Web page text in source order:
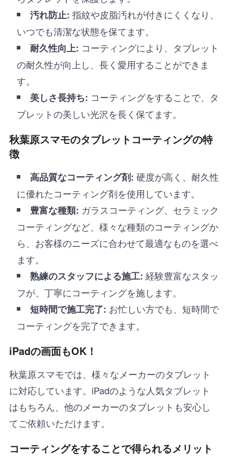
汚れ防止: 指紋や皮脂汚れが付きにくくなり、
いつでも清潔な状態を保てます。
耐久性向上: コーティングにより、タブレット
の耐久性が向上し、長く愛用することができま
す。
美しさ長持ち: コーティングをすることで、タ
ブレットの美しい光沢を長く保てます。
秋葉原スマモのタブレットコーティングの特
徴
高品質なコーティング剤: 硬度が高く、耐久性
に優れたコーティング剤を使用しています。
豊富な種類: ガラスコーティング、セラミック
コーティングなど、様々な種類のコーティングか
ら、お客様のニーズに合わせて最適なものを選べ
ます。
熟練のスタッフによる施工: 経験豊富なスタッ
フが、丁寧にコーティングを施します。
短時間で施工完了: お忙しい方でも、短時間で
コーティングを完了できます。
iPadの画面もOK！
秋葉原スマモでは、様々なメーカーのタブレット
に対応しています。iPadのような人気タブレット
はもちろん、他のメーカーのタブレットも安心し
てご依頼いただけます。
コーティングをすることで得られるメリット